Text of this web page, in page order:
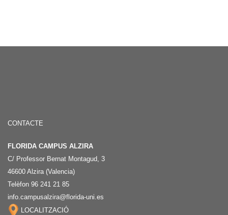
CONTACTE
FLORIDA CAMPUS ALZIRA
C/ Professor Bernat Montagud, 3
46600 Alzira (Valencia)
Telèfon 96 241 21 85
info.campusalzira@florida-uni.es
LOCALITZACIÓ